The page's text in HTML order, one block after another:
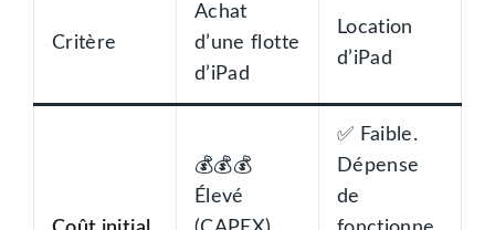
Critère
Achat
d’une flotte
d’iPad
Location
d’iPad
💰💰💰
Élevé
✅ Faible.
Dépense
de